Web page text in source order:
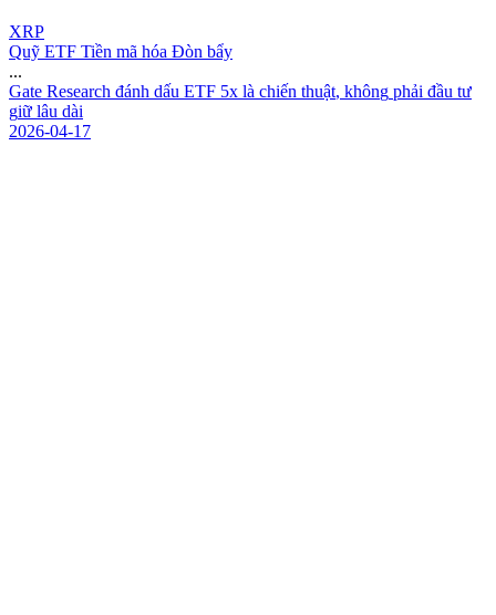
XRP
Quỹ ETF Tiền mã hóa Đòn bẩy
...
Gate Research đánh dấu ETF 5x là chiến thuật, không phải đầu tư
giữ lâu dài
2026-04-17